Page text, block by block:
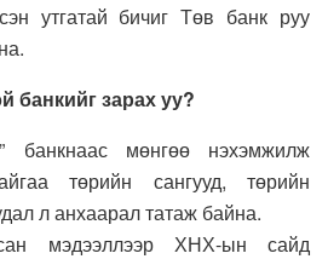
утгатай бичиг Төв банк руу
банкийг зарах уу?
банкнаас мөнгөө нэхэмжилж
төрийн сангууд, төрийн
л анхаарал татаж байна.
мэдээллээр ХНХ-ын сайд